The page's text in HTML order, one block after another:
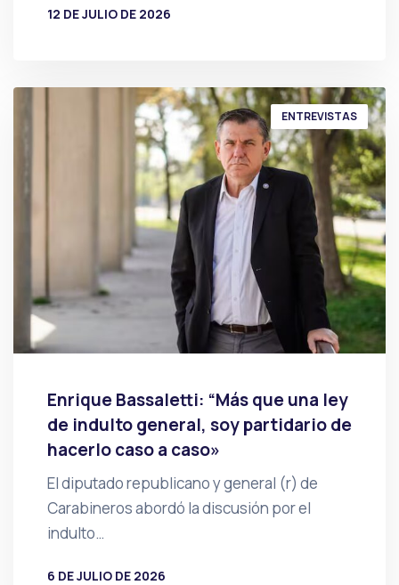
12 DE JULIO DE 2026
ENTREVISTAS
Enrique Bassaletti: “Más que una ley
de indulto general, soy partidario de
hacerlo caso a caso»
El diputado republicano y general (r) de
Carabineros abordó la discusión por el
indulto…
6 DE JULIO DE 2026